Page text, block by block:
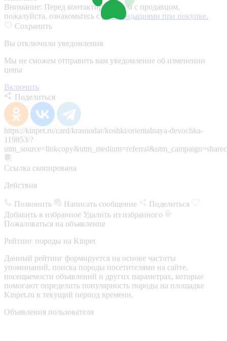
Внимание: Перед контактированием с продавцом,
пожалуйста, ознакомьтесь срекомендациями при покупке.
Сохранить
Вы отключили уведомления
Мы не сможем отправить вам уведомление об изменении
цены
Включить
Поделиться
https://kinpet.ru/card/krasnodar/koshki/orientalnaya-devochka-
119853/?
Ссылка скопирована
Действия
Позвонить Написать сообщение
Поделиться
Добавить в избранное Удалить из избранного
Пожаловаться на объявление
Рейтинг породы на Kinpet
Данный рейтинг формируется на основе частоты
упоминаний, поиска породы посетителями на сайте,
посещаемости объявлений и других параметрах, которые
помогают определить популярность породы на площадке
Kinpet.ru в текущий период времени.
Объявления пользователя